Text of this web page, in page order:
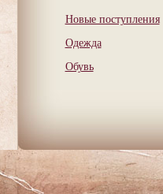
Новые поступления
Одежда
Обувь